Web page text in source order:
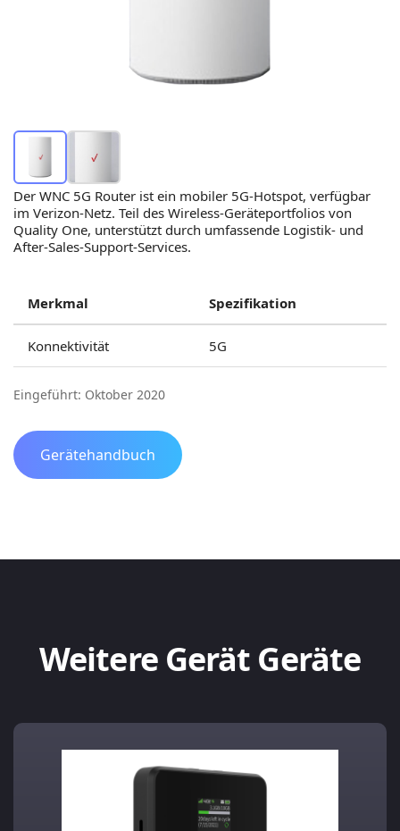
Der WNC 5G Router ist ein mobiler 5G-Hotspot, verfügbar
im Verizon-Netz. Teil des Wireless-Geräteportfolios von
Quality One, unterstützt durch umfassende Logistik- und
After-Sales-Support-Services.
Merkmal Spezifikation
Konnektivität 5G
Eingeführt: Oktober 2020
Gerätehandbuch
Weitere Gerät Geräte